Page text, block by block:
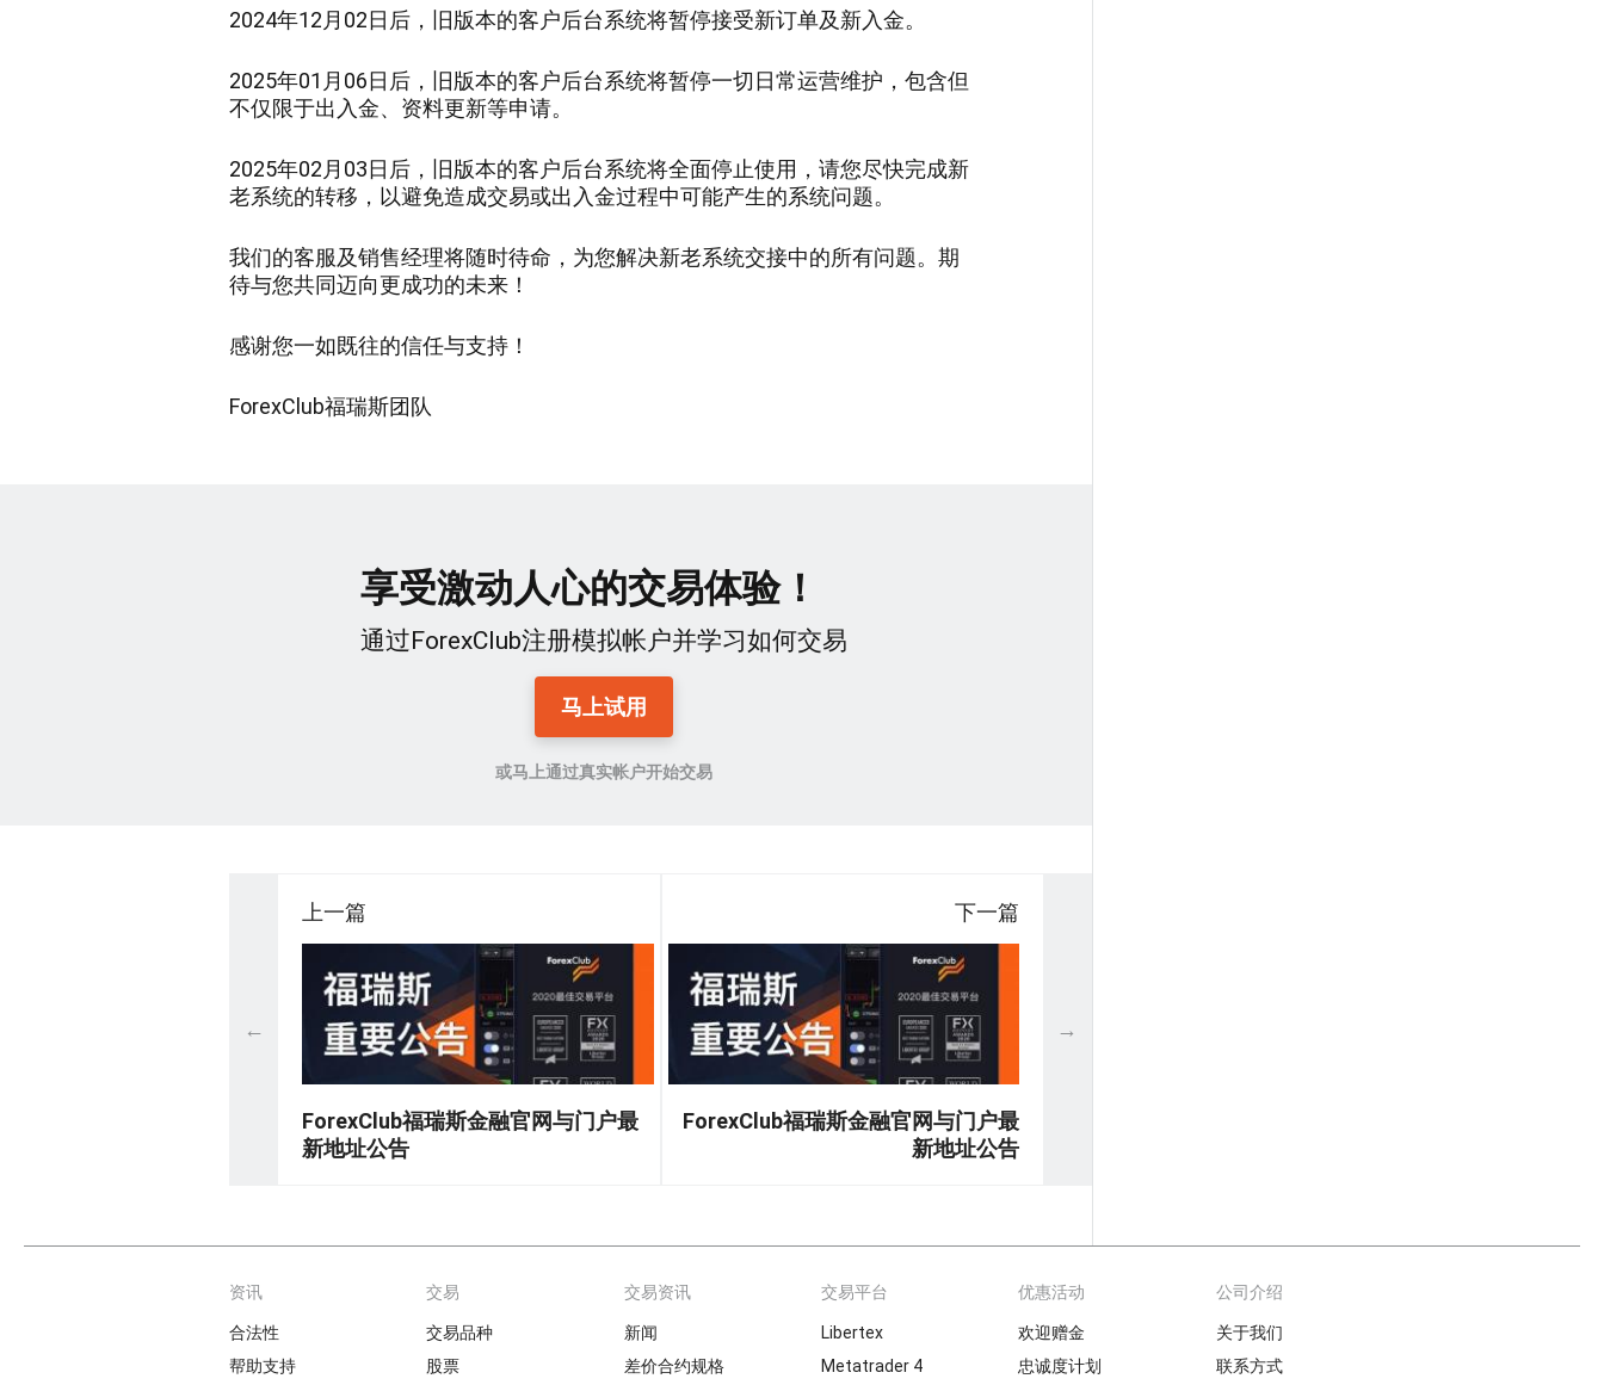
2024年12月02日后 ， 旧版本的客户后台系统将暂停接受新订单及新入金。
2025年01月06日后 ，
旧版本的客户后台系统将暂停一切日常运营维护，包含但
不仅限于出入金、资料更新等申请。
2025年02月03日后 ，
旧版本的客户后台系统将全面停止使用，请您尽快完成新
老系统的转移，以避免造成交易或出入金过程中可能产生的系统问题。
我们的客服及销售经理将随时待命，为您解决新老系统交接中的所有问题。期
待与您共同迈向更成功的未来！
感谢您一如既往的信任与支持！
ForexClub福瑞斯团队
享受激动人心的交易体验！
通过ForexClub注册模拟帐户并学习如何交易
马上试用
或马上通过真实帐户开始交易
←
上一篇
ForexClub福瑞斯金融官网与门户最
新地址公告
下一篇
ForexClub福瑞斯金融官网与门户最
新地址公告
→
Footer
资讯
合法性
帮助支持
交易
交易品种
股票
交易资讯
新闻
差价合约规格
交易平台
Libertex
Metatrader 4
优惠活动
欢迎赠金
忠诚度计划
公司介绍
关于我们
联系方式